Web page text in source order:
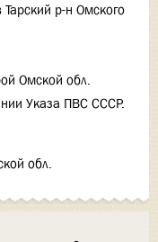
р-н Омского
Омской обл.
Указа ПВС СССР.
обл.